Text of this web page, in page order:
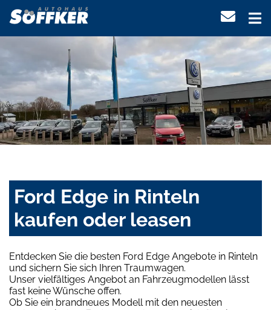
Ford Edge in Rinteln
kaufen oder leasen
Entdecken Sie die besten Ford Edge Angebote in Rinteln
und sichern Sie sich Ihren Traumwagen.
Unser vielfältiges Angebot an Fahrzeugmodellen lässt
fast keine Wünsche offen.
Ob Sie ein brandneues Modell mit den neuesten